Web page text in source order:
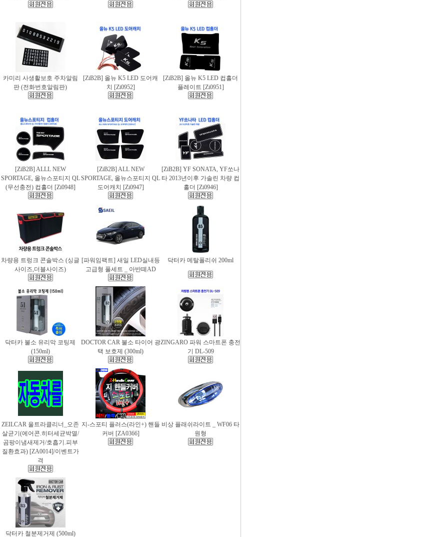
카미리 사생활보호 주차알림
판 (전화번호알림판)
[ZiB2B] 올뉴 K5 LED 도어캐
치 [Zi0952]
[ZiB2B] 올뉴 K5 LED 컵홀더
플레이트 [Zi0951]
[ZiB2B] ALLL NEW
SPORTAGE, 올뉴스포티지 QL
(무선충전) 컵홀더 [Zi0948]
[ZiB2B] ALL NEW
SPORTAGE, 올뉴스포티지 QL
도어캐치 [Zi0947]
[ZiB2B] YF SONATA, YF쏘나
타 2013년이후 가솔린 차량 컵
홀더 [Zi0946]
차량용 트렁크 콘솔박스 (싱글
사이즈,더블사이즈)
[파워임팩트] 새일 LED실내등
고급형 풀세트 _ 아반떼AD
닥터카 메탈폴리쉬 200ml
닥터카 불소 유리막 코팅제
(150ml)
DOCTOR CAR 불소 타이어 광
택 보호제 (300ml)
ZINGARO 파워 스마트폰 충전
기 DL-509
ZEILCAR 울트라클리너_오존
살균기(에어콘.히터세균박멸/
곰팡이냄새제거/호흡기.피부
질환효과) [ZA0014]/이벤트가
격
지-스포티 플러스(라인+) 핸들
커버 [ZA0366]
비상 플래쉬라이트 _ WF06 타
원형
닥터카 철분제거제 (500ml)